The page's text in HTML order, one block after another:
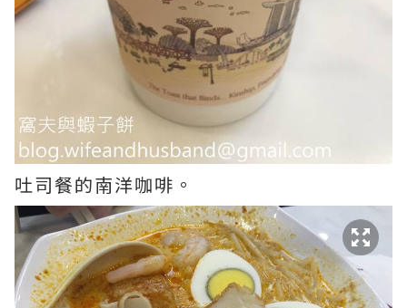
吐司餐的南洋咖啡。